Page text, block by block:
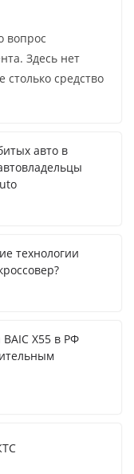
вопрос
Здесь нет
столько средство
авто в
технологии
X55 в РФ